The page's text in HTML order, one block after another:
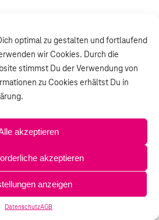
optimal zu gestalten und fortlaufend
wir Cookies. Durch die
stimmst Du der Verwendung von
zu Cookies erhältst Du in
akzeptieren
akzeptieren
anzeigen
DatenschutzAGB